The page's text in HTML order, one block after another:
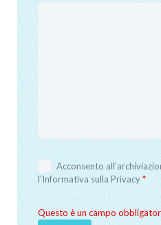
Acconsento
l’Informativa sulla Privacy*
Questo è un campo